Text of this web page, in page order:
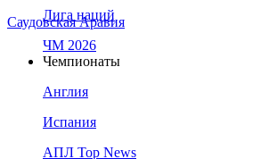
Саудовская Аравия
Лига наций
ЧМ 2026
Чемпионаты
Англия
Испания
АПЛ Top News